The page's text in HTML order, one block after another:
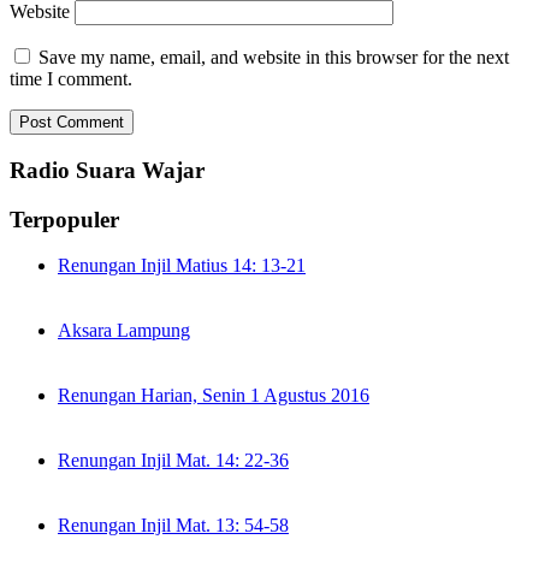
Website
Save my name, email, and website in this browser for the next
time I comment.
Radio Suara Wajar
Terpopuler
Renungan Injil Matius 14: 13-21
Aksara Lampung
Renungan Harian, Senin 1 Agustus 2016
Renungan Injil Mat. 14: 22-36
Renungan Injil Mat. 13: 54-58